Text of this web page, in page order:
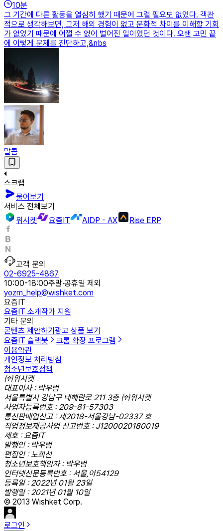
10분
그 기간에 다른 활동을 열심히 했기 때문에 그럴 필요도 없었다. 객관
적으로 생각해보면, 그저 해외 경험이 없고 문화적 차이를 이해할 기회
가 없었기 때문에 어쩔 수 없이 벌어진 일이었던 것이다. 오랜 고민 끝
에 이렇게 문제를 진단하고,&nbs
말콤
스크랩
물어보기
서비스 전체보기
위시켓
요즘IT AIDP - AX Rise ERP
고객 문의
02-6925-4867
10:00-18:00주말·공휴일 제외
yozm_help@wishket.com
요즘IT
요즘IT 소개작가 지원
기타 문의
콘텐츠 제안하기 광고 상품 보기
요즘IT 슬랙봇
크롬 확장 프로그램
이용약관
개인정보 처리방침
청소년보호정책
㈜위시켓
대표이사 : 박우범
서울특별시 강남구 테헤란로 211 3층 ㈜위시켓
사업자등록번호 : 209-81-57303
통신판매업신고 : 제2018-서울강남-02337 호
직업정보제공사업 신고번호 : J1200020180019
제호 : 요즘IT
발행인 : 박우범
편집인 : 노희선
청소년보호책임자 : 박우범
인터넷신문등록번호 : 서울,아54129
등록일 : 2022년 01월 23일
발행일 : 2021년 01월 10일
© 2013 Wishket Corp.
로그인